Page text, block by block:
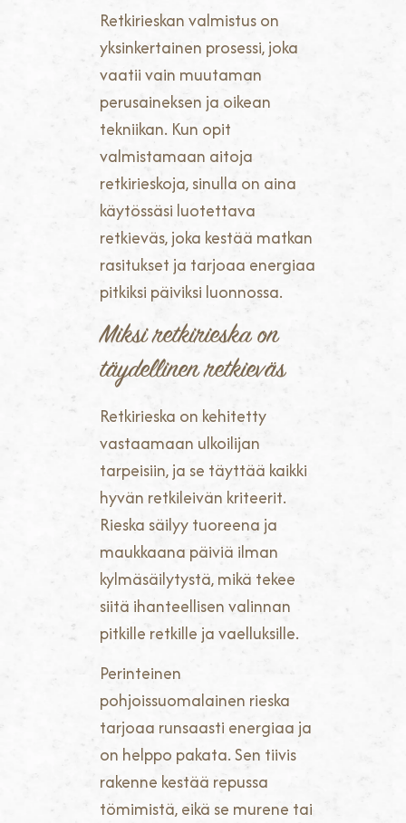
Retkirieskan valmistus on
yksinkertainen prosessi, joka
vaatii vain muutaman
perusaineksen ja oikean
tekniikan. Kun opit
valmistamaan aitoja
retkirieskoja, sinulla on aina
käytössäsi luotettava
retkieväs, joka kestää matkan
rasitukset ja tarjoaa energiaa
pitkiksi päiviksi luonnossa.
Miksi retkirieska on
täydellinen retkieväs
Retkirieska on kehitetty
vastaamaan ulkoilijan
tarpeisiin, ja se täyttää kaikki
hyvän retkileivän kriteerit.
Rieska säilyy tuoreena ja
maukkaana päiviä ilman
kylmäsäilytystä, mikä tekee
siitä ihanteellisen valinnan
pitkille retkille ja vaelluksille.
Perinteinen
pohjoissuomalainen rieska
tarjoaa runsaasti energiaa ja
on helppo pakata. Sen tiivis
rakenne kestää repussa
tömimistä, eikä se murene tai